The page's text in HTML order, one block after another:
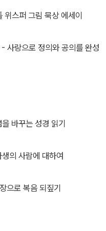
스퍼 그림 묵상 에세이
사랑으로 정의와 공의를 완성
바꾸는 성경 읽기
의 사람에 대하여
으로 복음 되짚기